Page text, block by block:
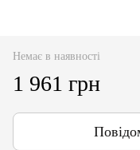
Немає в наявності
1 961 грн